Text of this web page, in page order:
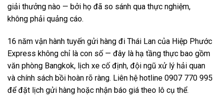
giải thưởng nào — bởi họ đã so sánh qua thực nghiệm,
không phải quảng cáo.
16 năm vận hành tuyến gửi hàng đi Thái Lan của Hiệp Phước
Express không chỉ là con số — đây là hạ tầng thực bao gồm
văn phòng Bangkok, lịch xe cố định, đội ngũ xử lý hải quan
và chính sách bồi hoàn rõ ràng. Liên hệ hotline 0907 770 995
để đặt lịch gửi hàng hoặc nhận báo giá theo lô cụ thể.